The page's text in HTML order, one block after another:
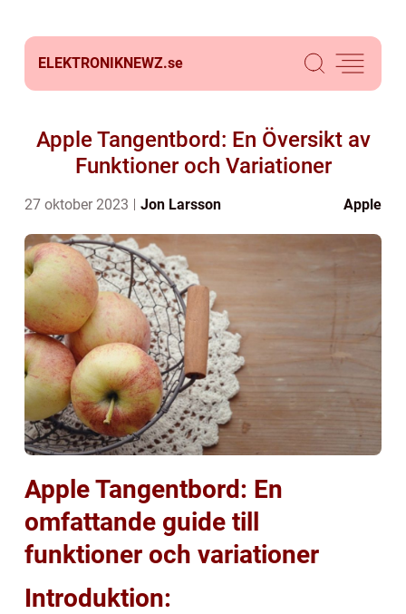
ELEKTRONIKNEWZ.se
Apple Tangentbord: En Översikt av
Funktioner och Variationer
27 oktober 2023 Jon Larsson Apple
Apple Tangentbord: En
omfattande guide till
funktioner och variationer
Introduktion: